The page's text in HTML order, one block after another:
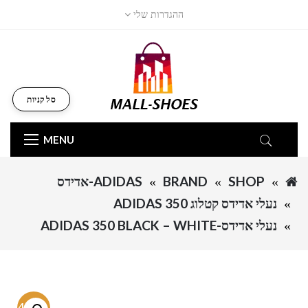
ההגדרות שלי
MENU
סל קניות
SHOP
BRAND
ADIDAS-אדידס
נעלי אדידס קטלוג ADIDAS 350
נעלי אדידס-ADIDAS 350 BLACK – WHITE